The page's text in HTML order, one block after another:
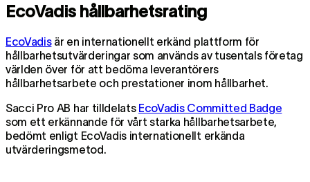
EcoVadis hållbarhetsrating
EcoVadisär en internationellt erkänd plattform för
hållbarhetsutvärderingar som används av tusentals företag
världen över för att bedöma leverantörers
hållbarhetsarbete och prestationer inom hållbarhet.
Sacci Pro AB har tilldelats EcoVadis Committed Badge
som ett erkännande för vårt starka hållbarhetsarbete,
bedömt enligt EcoVadis internationellt erkända
utvärderingsmetod.